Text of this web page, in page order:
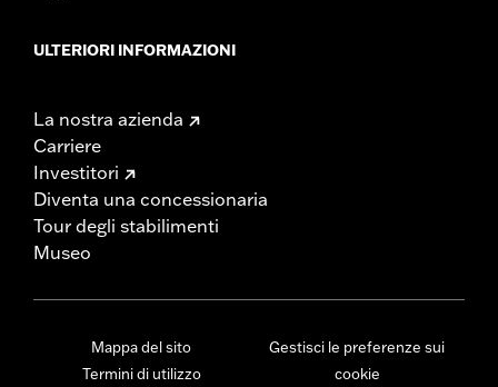
ULTERIORI INFORMAZIONI
La nostra azienda
Carriere
Investitori
Diventa una concessionaria
Tour degli stabilimenti
Museo
Mappa del sito
Termini di utilizzo
Gestisci le preferenze sui
cookie